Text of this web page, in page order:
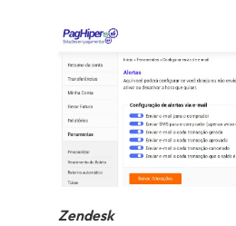
Zendesk